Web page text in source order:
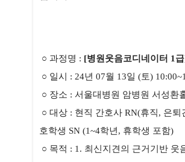
○ 과정명 : [병원웃음코디네이터 1
○ 일시 : 24년 07월 13일 (토)
○ 장소 : 서울대병원 암병원 서성환
○ 대상 : 현직 간호사 RN(휴직, 은퇴
호학생 SN (1~4학년, 휴학생 포함)
○ 목적 : 1. 최신지견의 근거기반 웃